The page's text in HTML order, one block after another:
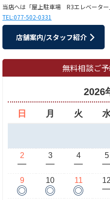
当店へは「屋上駐車場 R3エレベーター
TEL:077-502-0331
店舗案内/スタッフ紹介
無料相談ご
2026
日 月 火
2
ー
3
ー
4
ー
5
9
◎
10
◎
11
◎
12